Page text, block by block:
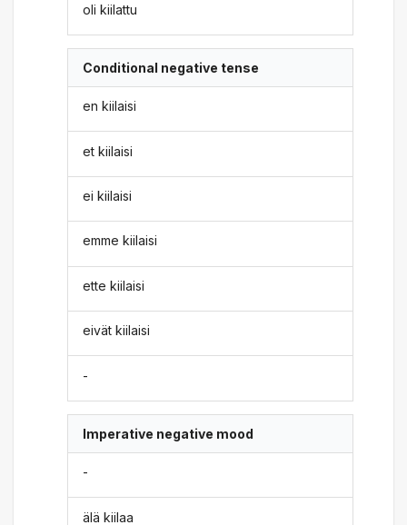
oli kiilattu
Conditional negative tense
en kiilaisi
et kiilaisi
ei kiilaisi
emme kiilaisi
ette kiilaisi
eivät kiilaisi
-
Imperative negative mood
-
älä kiilaa